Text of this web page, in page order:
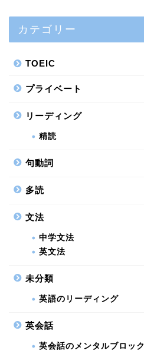
カテゴリー
TOEIC
プライベート
リーディング
精読
句動詞
多読
文法
中学文法
英文法
未分類
英語のリーディング
英会話
英会話のメンタルブロック